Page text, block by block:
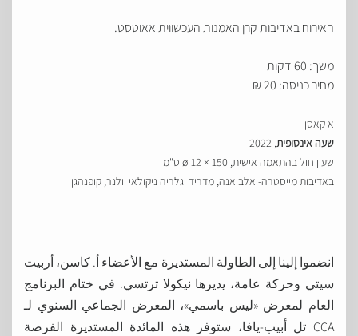
האירוח באדיבות קרן האמנות העכשווית אאוטסט.
משך: 60 דקות
מחיר כניסה: 20 ₪
א קאסן
שעה אינסופית
שעון חול בהתאמה אישית, 150 × ø 12 ס"מ
באדיבות מייסטרה-ואלבואנה, מדריד וגלריה ניקולאי וולנר, קופנהגן
انضموا إلينا إلى الطاولة المستديرة مع الأعضاء أ. كاسن، أربيت
سيتي وحركة عامة، يديرها نيكولا ترتسي. في ختام البرنامج
العام لمعرض «ليس باسمي»، المعرض الجماعي السنوي لـ
CCA تل أبيب-يافا، ستوفر هذه المائدة المستديرة الفرصة